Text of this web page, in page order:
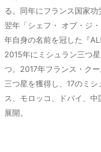
る。同年にフランス国家功
翌年「シェフ・ オブ・ジ
年自身の名前を冠した『
2015年にミシュラン三つ
つ。2017年フランス・ク
三つ星を獲得し、17のミ
ス、モロッコ、ドバイ、
展開。